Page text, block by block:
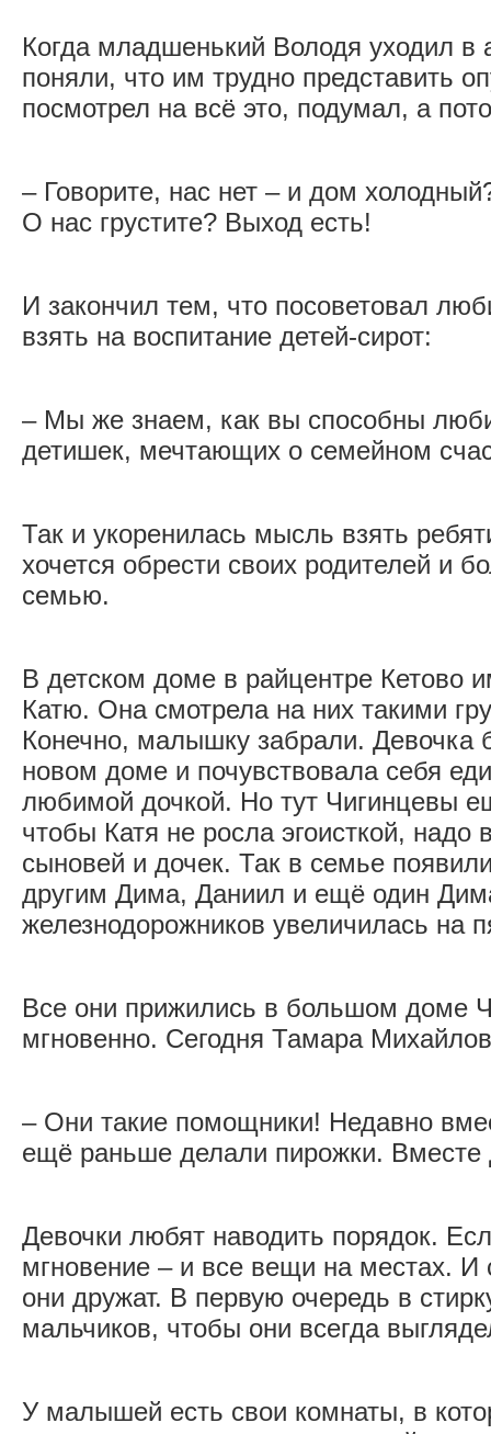
Когда младшенький Володя уходил в
поняли, что им трудно представить
посмотрел на всё это, подумал, а
– Говорите, нас нет – и дом
О нас грустите? Выход есть!
И закончил тем, что посоветовал
взять на воспитание детей-сирот:
– Мы же знаем, как вы способны
детишек, мечтающих о семейном
Так и укоренилась мысль взять
хочется обрести своих родителей и
семью.
В детском доме в райцентре Кетово
Катю. Она смотрела на них такими
Конечно, малышку забрали. Девочка
новом доме и почувствовала себя
любимой дочкой. Но тут Чигинцевы
чтобы Катя не росла эгоисткой, надо
сыновей и дочек. Так в семье
другим Дима, Даниил и ещё один
железнодорожников увеличилась на
Все они прижились в большом доме
мгновенно. Сегодня Тамара
– Они такие помощники! Недавно
ещё раньше делали пирожки. Вместе
Девочки любят наводить порядок.
мгновение – и все вещи на местах.
они дружат. В первую очередь в
мальчиков, чтобы они всегда
У малышей есть свои комнаты, в